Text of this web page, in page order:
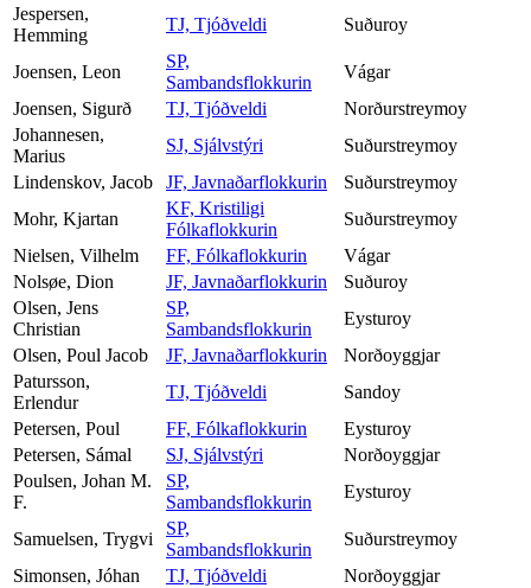
Jespersen,
Hemming
TJ, Tjóðveldi Suðuroy
Joensen, Leon
SP,
Sambandsflokkurin
Vágar
Joensen, Sigurð
TJ, Tjóðveldi
Norðurstreymoy
Johannesen,
Marius
SJ, Sjálvstýri
Suðurstreymoy
Lindenskov, Jacob
JF, Javnaðarflokkurin
Suðurstreymoy
Mohr, Kjartan
KF, Kristiligi
Fólkaflokkurin
Suðurstreymoy
Nielsen, Vilhelm
FF, Fólkaflokkurin
Vágar
Nolsøe, Dion
JF, Javnaðarflokkurin
Suðuroy
Olsen, Jens
Christian
SP,
Sambandsflokkurin
Eysturoy
Olsen, Poul Jacob
JF, Javnaðarflokkurin
Norðoyggjar
Patursson,
Erlendur
TJ, Tjóðveldi
Sandoy
Petersen, Poul
FF, Fólkaflokkurin
Eysturoy
Petersen, Sámal
SJ, Sjálvstýri
Norðoyggjar
Poulsen, Johan M.
F.
SP,
Sambandsflokkurin
Eysturoy
Samuelsen, Trygvi
SP,
Sambandsflokkurin
Suðurstreymoy
Simonsen, Jóhan
TJ, Tjóðveldi Norðoyggjar